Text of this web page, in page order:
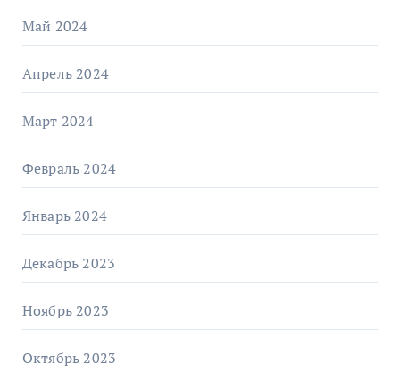
Май 2024
Апрель 2024
Март 2024
Февраль 2024
Январь 2024
Декабрь 2023
Ноябрь 2023
Октябрь 2023